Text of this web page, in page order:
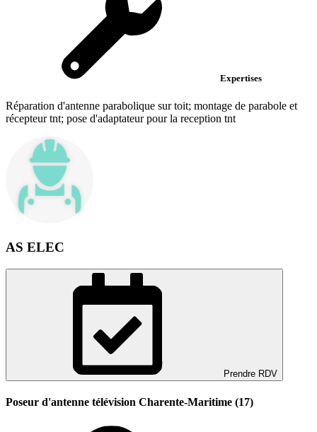
Expertises
Réparation d'antenne parabolique sur toit; montage de parabole et
récepteur tnt; pose d'adaptateur pour la reception tnt
AS ELEC
Prendre RDV
Poseur d'antenne télévision Charente-Maritime (17)